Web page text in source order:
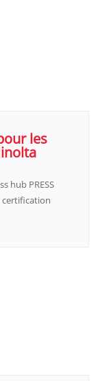
les
hub PRESS
certification